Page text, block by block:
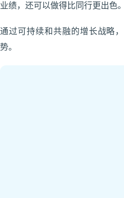
业绩，还可以做得比同行更出色。
通过可持续和共融的增长战略
势。